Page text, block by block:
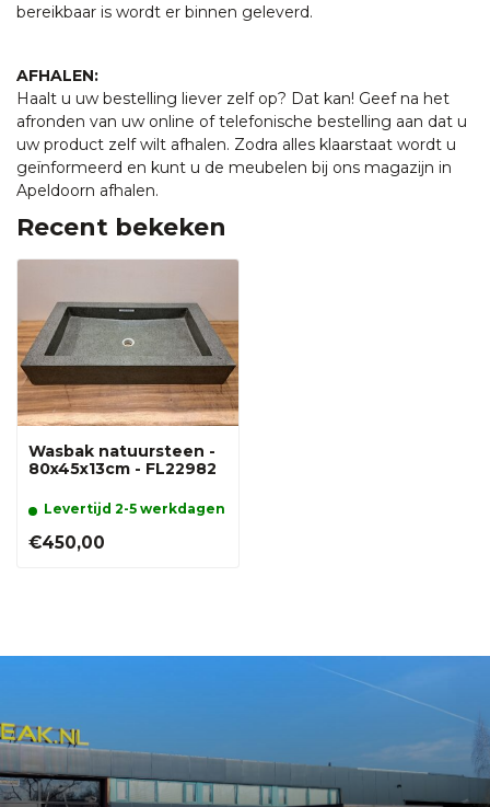
bereikbaar is wordt er binnen geleverd.
AFHALEN:
Haalt u uw bestelling liever zelf op? Dat kan! Geef na het
afronden van uw online of telefonische bestelling aan dat u
uw product zelf wilt afhalen. Zodra alles klaarstaat wordt u
geïnformeerd en kunt u de meubelen bij ons magazijn in
Apeldoorn afhalen.
Recent bekeken
Wasbak natuursteen -
80x45x13cm - FL22982
Levertijd 2-5 werkdagen
€450,00